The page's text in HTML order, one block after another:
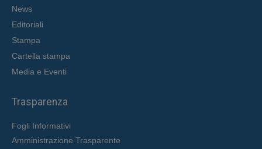
News
Editoriali
Stampa
Cartella stampa
Media e Eventi
Trasparenza
Fogli Informativi
Amministrazione Trasparente